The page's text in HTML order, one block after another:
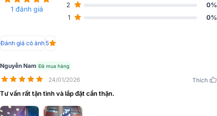
Sản phẩm có tùy chọn góc ống kính đa dạng: 15 độ, 25 độ, 35 độ
và 45 độ, cho phép điều chỉnh góc chiếu linh hoạt.
1 đánh giá
2
0%
1
0%
Đánh giá có ảnh 5
Nguyễn Nam Đã mua hàng
24/01/2026 Thích
Tư vấn rất tận tình và lắp đặt cẩn thận.